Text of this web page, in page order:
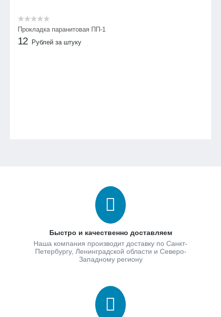
Прокладка паранитовая ПП-1
12 Рублей за штуку
Быстро и качественно доставляем
Наша компания производит доставку по Санкт-
Петербургу, Ленинградской области и Северо-
Западному региону